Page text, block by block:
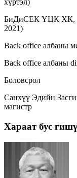
хүртэл)
БиДиСЕК ҮЦК ХК,
2021)
Back office албаны
Back office албаны
Боловсрол
Санхүү Эдийн
магистр
Хараат бус